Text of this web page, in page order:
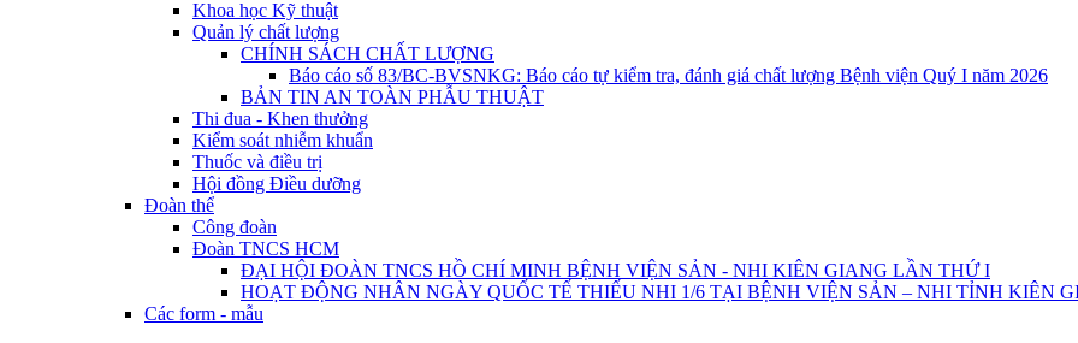
Khoa học Kỹ thuật
Quản lý chất lượng
CHÍNH SÁCH CHẤT LƯỢNG
Báo cáo số 83/BC-BVSNKG: Báo cáo tự kiểm tra, đánh giá chất lượng Bệnh viện Quý I năm 2026
BẢN TIN AN TOÀN PHẪU THUẬT
Thi đua - Khen thưởng
Kiểm soát nhiễm khuẩn
Thuốc và điều trị
Hội đồng Điều dưỡng
Đoàn thể
Công đoàn
Đoàn TNCS HCM
ĐẠI HỘI ĐOÀN TNCS HỒ CHÍ MINH BỆNH VIỆN SẢN - NHI KIÊN GIANG LẦN THỨ I
HOẠT ĐỘNG NHÂN NGÀY QUỐC TẾ THIẾU NHI 1/6 TẠI BỆNH VIỆN SẢN – NHI TỈNH KIÊN
Các form - mẫu